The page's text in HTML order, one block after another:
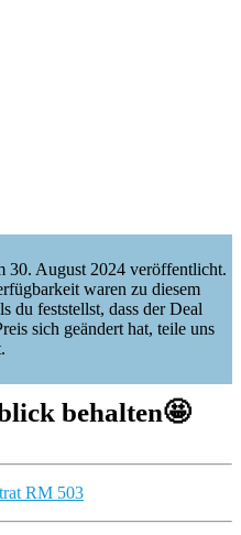
30. August 2024 veröffentlicht.
waren zu diesem
du feststellst, dass der Deal
sich geändert hat, teile uns
behalten🤩